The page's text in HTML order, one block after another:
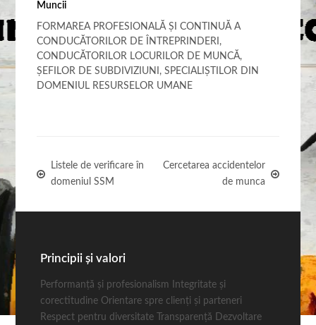
Muncii
FORMAREA PROFESIONALĂ ŞI CONTINUĂ A
CONDUCĂTORILOR DE ÎNTREPRINDERI,
CONDUCĂTORILOR LOCURILOR DE MUNCĂ,
ŞEFILOR DE SUBDIVIZIUNI, SPECIALIŞTILOR DIN
DOMENIUL RESURSELOR UMANE
Listele de verificare în
domeniul SSM
Cercetarea accidentelor
de munca
Principii și valori
Performanță și profesionalism Integritate și
corectitudine Orientare spre clienți și parteneri
Respect pentru diversitate Transparenţă Dezvoltare